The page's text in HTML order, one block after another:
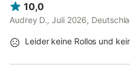
10,0
Audrey D., Juli 2026,
Leider keine Rollos und